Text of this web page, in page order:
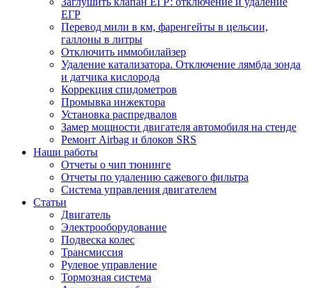
ЕГР
Перевод мили в км, фаренгейты в цельсии,
галлоны в литры
Отключить иммобилайзер
Удаление катализатора. Отключение лямбда зонда
и датчика кислорода
Коррекция спидометров
Промывка инжектора
Установка распредвалов
Замер мощности двигателя автомобиля на стенде
Ремонт Airbag и блоков SRS
Наши работы
Отчеты о чип тюнинге
Отчеты по удалению сажевого фильтра
Система управления двигателем
Статьи
Двигатель
Электрооборудование
Подвеска колес
Трансмиссия
Рулевое управление
Тормозная система